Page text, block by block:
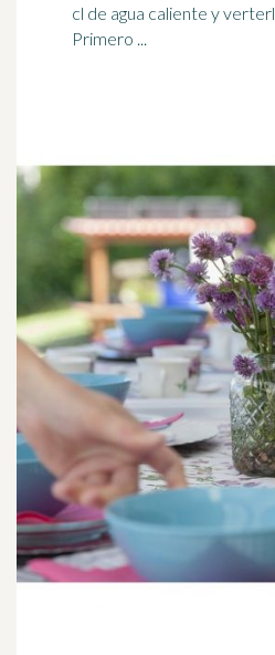
cl de agua caliente y verterlo
Primero ...